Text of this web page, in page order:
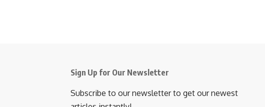
Sign Up for Our Newsletter
Subscribe to our newsletter to get our newest